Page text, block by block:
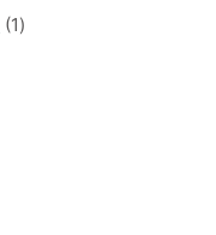
11